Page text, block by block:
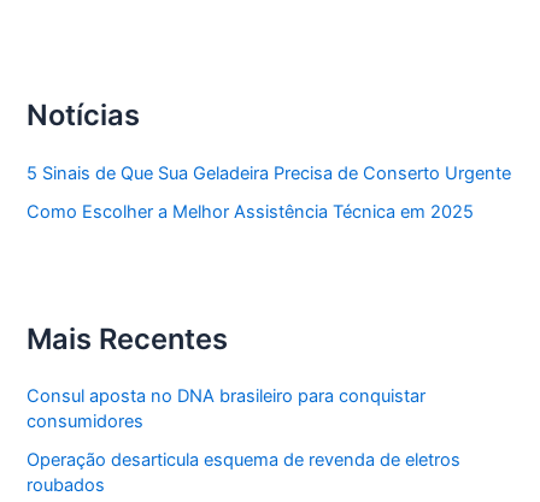
Notícias
5 Sinais de Que Sua Geladeira Precisa de Conserto Urgente
Como Escolher a Melhor Assistência Técnica em 2025
Mais Recentes
Consul aposta no DNA brasileiro para conquistar
consumidores
Operação desarticula esquema de revenda de eletros
roubados